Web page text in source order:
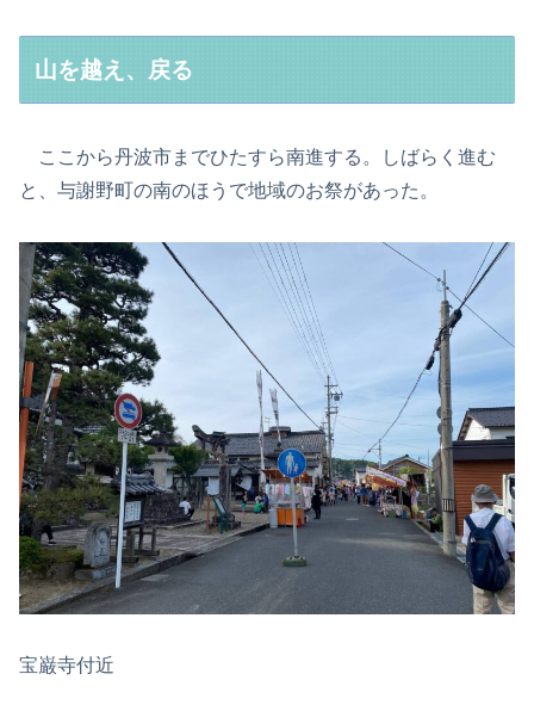
山を越え、戻る
ここから丹波市までひたすら南進する。しばらく進む
と、与謝野町の南のほうで地域のお祭があった。
宝巌寺付近